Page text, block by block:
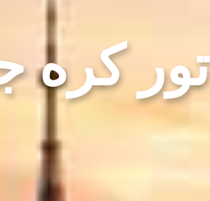
تور کره